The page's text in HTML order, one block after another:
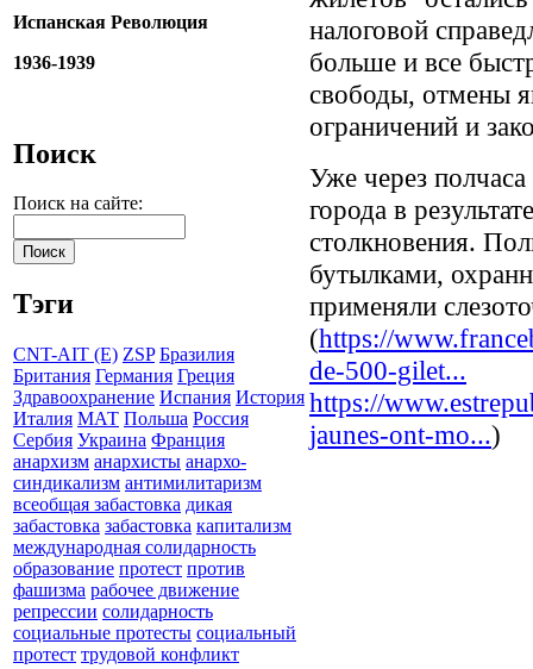
Испанская Революция
1936-1939
Поиск
Поиск на сайте:
Тэги
CNT-AIT (E) ZSP Бразилия
Британия Германия Греция
Здравоохранение Испания История
Италия МАТ Польша Россия
Сербия Украина Франция
анархизм анархисты анархо-
синдикализм антимилитаризм
всеобщая забастовка дикая
забастовка забастовка капитализм
международная солидарность
образование протест против
фашизма рабочее движение
репрессии солидарность
социальные протесты социальный
протест трудовой конфликт
налоговой
больше и все
свободы, отмены
ограничений и
Уже через
города в
столкновения.
бутылками,
применяли
(https://
de-500-gilet...
https://
jaunes-ont-mo...)